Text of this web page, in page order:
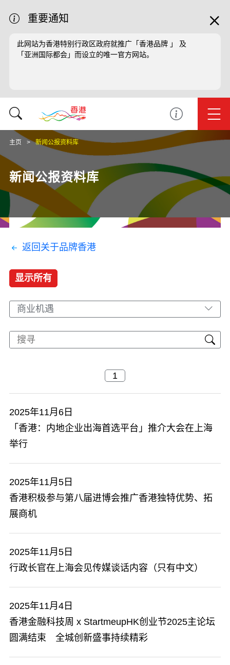
重要通知
此网站为香港特别行政区政府就推广「香港品牌 」 及
「亚洲国际都会」而设立的唯一官方网站。
主页 新闻公报资料库
新闻公报资料库
返回关于品牌香港
显示所有
商业机遇
2025年11月6日
「香港：内地企业出海首选平台」推介大会在上海
举行
2025年11月5日
香港积极参与第八届进博会推广香港独特优势、拓
展商机
2025年11月5日
行政长官在上海会见传媒谈话内容（只有中文）
2025年11月4日
香港金融科技周 x StartmeupHK创业节2025主论坛
圆满结束 全城创新盛事持续精彩